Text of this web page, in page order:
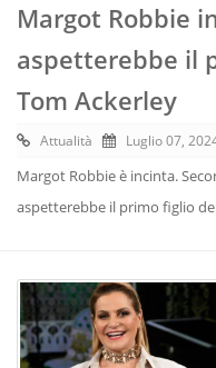
Margot Robbie
aspetterebbe il
Tom Ackerley
Attualità Luglio 07,
Margot Robbie è incinta.
aspetterebbe il primo figlio